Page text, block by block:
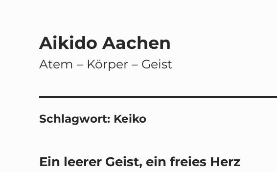
Aikido Aachen
Atem – Körper – Geist
Schlagwort: Keiko
Ein leerer Geist, ein freies Herz